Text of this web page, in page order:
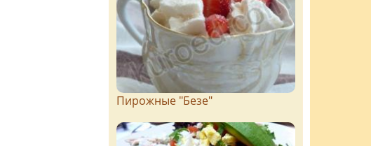
Пирожныe "Бeзe"